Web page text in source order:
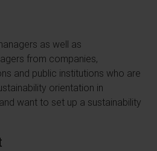
as well as
from companies,
and public institutions who are
orientation in
want to set up a sustainability